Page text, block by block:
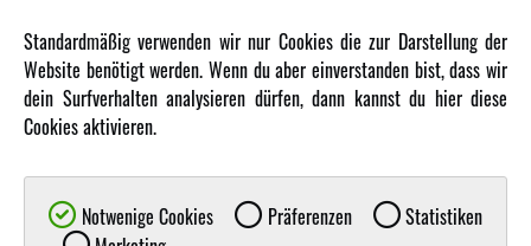
MEHR VON AMEWI
AMXRacing - Qualitäts RC-Zubehör
Amewi Construction - Nutzfahrzeuge
Amewi B2B-Shop
Standardmäßig verwenden wir nur Cookies die zur Darstellung der
Website benötigt werden. Wenn du aber einverstanden bist, dass wir
dein Surfverhalten analysieren dürfen, dann kannst du hier diese
Cookies aktivieren.
Notwenige Cookies Präferenzen
Statistiken